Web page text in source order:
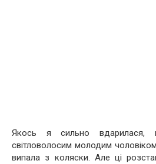
Якось я сильно
світловолосим молодим
випала з коляски. Але ці